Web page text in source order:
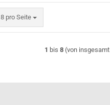
8 pro Seite
pro Seite
1 bis 8(von insgesamt